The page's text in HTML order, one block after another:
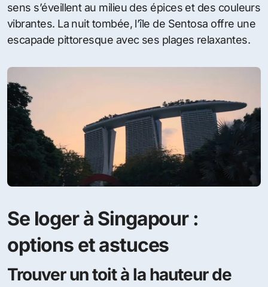
sens s’éveillent au milieu des épices et des couleurs
vibrantes. La nuit tombée, l’île de Sentosa offre une
escapade pittoresque avec ses plages relaxantes.
Se loger à Singapour :
options et astuces
Trouver un toit à la hauteur de